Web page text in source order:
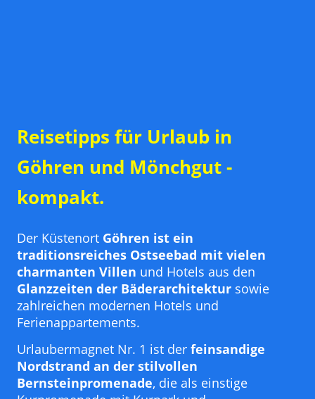
Reisetipps für Urlaub in
Göhren und Mönchgut -
kompakt.
Der Küstenort Göhren ist ein
traditionsreiches Ostseebad mit vielen
charmanten Villen und Hotels aus den
Glanzzeiten der Bäderarchitektur sowie
zahlreichen modernen Hotels und
Ferienappartements.
Urlaubermagnet Nr. 1 ist der feinsandige
Nordstrand an der stilvollen
Bernsteinpromenade, die als einstige